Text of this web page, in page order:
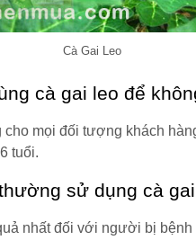
Cà Gai Leo
cà gai leo để
mọi đối tượng khách
tuổi.
sử dụng cà
nhất đối với người bị